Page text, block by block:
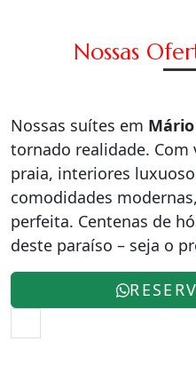
Nossas
Nossas suítes em
tornado realidade. Com
praia, interiores
comodidades
perfeita. Centenas de
deste paraíso – seja o